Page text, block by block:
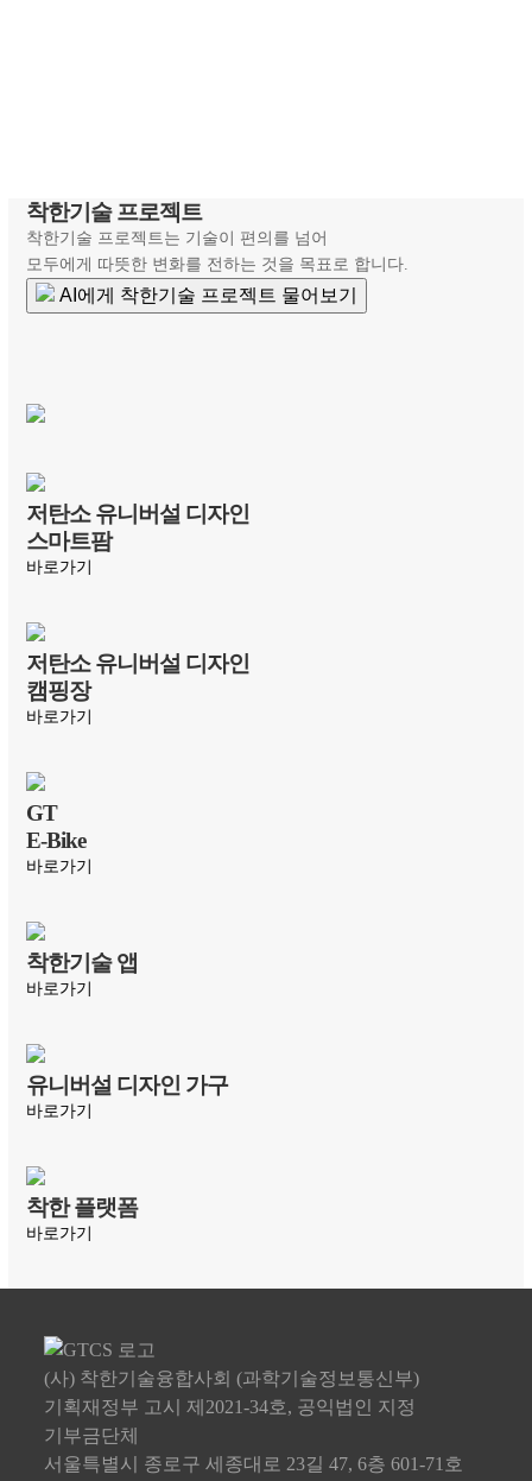
착한기술 프로젝트
착한기술 프로젝트는 기술이 편의를 넘어
모두에게 따뜻한 변화를 전하는 것을 목표로 합니다.
AI에게 착한기술 프로젝트 물어보기
저탄소 유니버설 디자인
스마트팜
바로가기
저탄소 유니버설 디자인
캠핑장
바로가기
GT
E-Bike
바로가기
착한기술 앱
바로가기
유니버설 디자인 가구
바로가기
착한 플랫폼
바로가기
(사) 착한기술융합사회 (과학기술정보통신부)
기획재정부 고시 제2021-34호, 공익법인 지정
기부금단체
서울특별시 종로구 세종대로 23길 47, 6층 601-71호